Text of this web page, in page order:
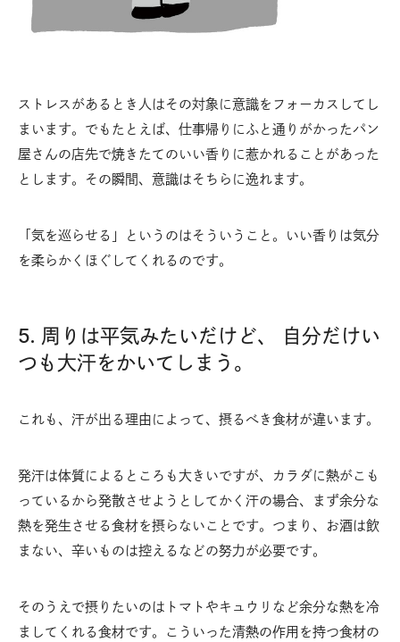
ストレスがあるとき人はその対象に意識をフォーカスしてし
まいます。でもたとえば、仕事帰りにふと通りがかったパン
屋さんの店先で焼きたてのいい香りに惹かれることがあった
とします。その瞬間、意識はそちらに逸れます。
「気を巡らせる」というのはそういうこと。いい香りは気分
を柔らかくほぐしてくれるのです。
5. 周りは平気みたいだけど、 自分だけい
つも大汗をかいてしまう。
これも、汗が出る理由によって、摂るべき食材が違います。
発汗は体質によるところも大きいですが、カラダに熱がこも
っているから発散させようとしてかく汗の場合、まず余分な
熱を発生させる食材を摂らないことです。つまり、お酒は飲
まない、辛いものは控えるなどの努力が必要です。
そのうえで摂りたいのはトマトやキュウリなど余分な熱を冷
ましてくれる食材です。こういった清熱の作用を持つ食材の